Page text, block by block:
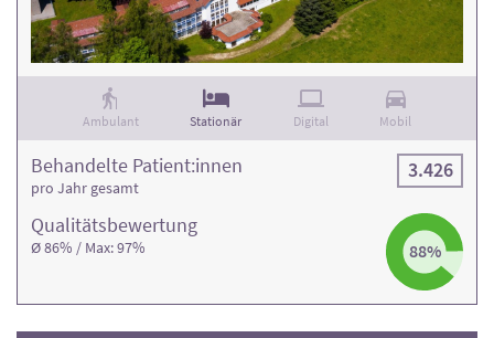
Rehaklinik und die Anzahl der Behandlungsfälle.
Ambulant Stationär Digital Mobil
Qualitäts­bewertung
Ø 86% / Max: 97% 88%
Behandelte Patient:innen
pro Jahr gesamt
3.426